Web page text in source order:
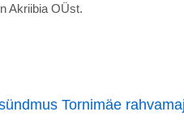
Akriibia OÜst.
Tornimäe